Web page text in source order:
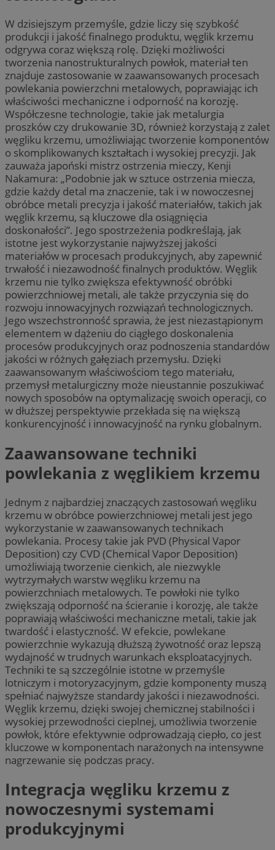
W dzisiejszym przemyśle, gdzie liczy się szybkość
produkcji i jakość finalnego produktu, węglik krzemu
odgrywa coraz większą rolę. Dzięki możliwości
tworzenia nanostrukturalnych powłok, materiał ten
znajduje zastosowanie w zaawansowanych procesach
powlekania powierzchni metalowych, poprawiając ich
właściwości mechaniczne i odporność na korozję.
Współczesne technologie, takie jak metalurgia
proszków czy drukowanie 3D, również korzystają z zalet
węgliku krzemu, umożliwiając tworzenie komponentów
o skomplikowanych kształtach i wysokiej precyzji. Jak
zauważa japoński mistrz ostrzenia mieczy, Kenji
Nakamura: „Podobnie jak w sztuce ostrzenia miecza,
gdzie każdy detal ma znaczenie, tak i w nowoczesnej
obróbce metali precyzja i jakość materiałów, takich jak
węglik krzemu, są kluczowe dla osiągnięcia
doskonałości”. Jego spostrzeżenia podkreślają, jak
istotne jest wykorzystanie najwyższej jakości
materiałów w procesach produkcyjnych, aby zapewnić
trwałość i niezawodność finalnych produktów. Węglik
krzemu nie tylko zwiększa efektywność obróbki
powierzchniowej metali, ale także przyczynia się do
rozwoju innowacyjnych rozwiązań technologicznych.
Jego wszechstronność sprawia, że jest niezastąpionym
elementem w dążeniu do ciągłego doskonalenia
procesów produkcyjnych oraz podnoszenia standardów
jakości w różnych gałęziach przemysłu. Dzięki
zaawansowanym właściwościom tego materiału,
przemysł metalurgiczny może nieustannie poszukiwać
nowych sposobów na optymalizację swoich operacji, co
w dłuższej perspektywie przekłada się na większą
konkurencyjność i innowacyjność na rynku globalnym.
Zaawansowane techniki
powlekania z węglikiem krzemu
Jednym z najbardziej znaczących zastosowań węgliku
krzemu w obróbce powierzchniowej metali jest jego
wykorzystanie w zaawansowanych technikach
powlekania. Procesy takie jak PVD (Physical Vapor
Deposition) czy CVD (Chemical Vapor Deposition)
umożliwiają tworzenie cienkich, ale niezwykle
wytrzymałych warstw węgliku krzemu na
powierzchniach metalowych. Te powłoki nie tylko
zwiększają odporność na ścieranie i korozję, ale także
poprawiają właściwości mechaniczne metali, takie jak
twardość i elastyczność. W efekcie, powlekane
powierzchnie wykazują dłuższą żywotność oraz lepszą
wydajność w trudnych warunkach eksploatacyjnych.
Techniki te są szczególnie istotne w przemyśle
lotniczym i motoryzacyjnym, gdzie komponenty muszą
spełniać najwyższe standardy jakości i niezawodności.
Węglik krzemu, dzięki swojej chemicznej stabilności i
wysokiej przewodności cieplnej, umożliwia tworzenie
powłok, które efektywnie odprowadzają ciepło, co jest
kluczowe w komponentach narażonych na intensywne
nagrzewanie się podczas pracy.
Integracja węgliku krzemu z
nowoczesnymi systemami
produkcyjnymi